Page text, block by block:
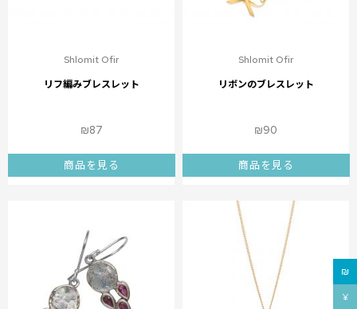
₪
¥
Shlomit Ofir
リフ編みブレスレット
₪87
商品を見る
Shlomit Ofir
リボンのブレスレット
₪90
商品を見る